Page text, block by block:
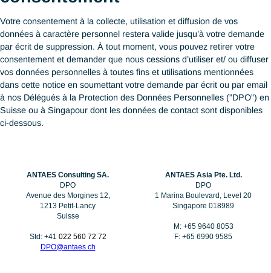
(i) pour transmettre vos données aux différentes entités Antaes
Consulting SA en Suisse et à Singapour, à nos clients et
à tout autre prestataire de services tiers aux fins prévues ci-
(j) pour toute autre activité en lien avec les fins prévues ci-
Il se peut que nous communiquions vos données à caractère
personnel :
à tout autre de nos prestataires de services engagés
fonctions mentionnées ci-dessus.
Les fins mentionnées dans cette notice peuvent continuer à
s'appliquer même si votre relation avec nous a été modifiée ou